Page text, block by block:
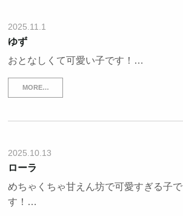
2025.11.1
ゆず
おとなしくて可愛い子です！…
MORE…
2025.10.13
ローラ
めちゃくちゃ甘えん坊で可愛すぎる子で
す！…